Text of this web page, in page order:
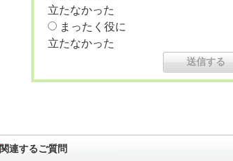
立たなかった
まったく役に
立たなかった
関連するご質問